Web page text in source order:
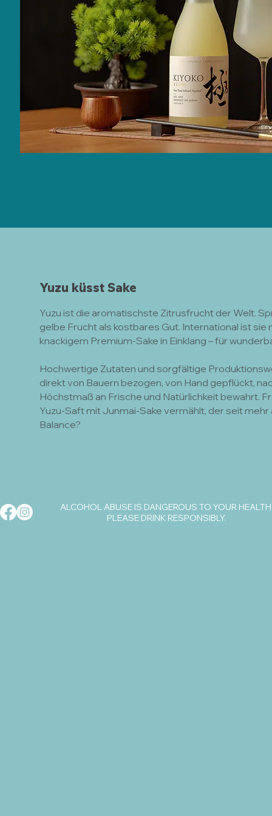
Yuzu küsst Sake
Yuzu ist die aromatischste Zitrusfrucht der Welt.
gelbe Frucht als kostbares Gut. International ist
knackigem Premium-Sake in Einklang – für
​Hochwertige Zutaten und sorgfältige
direkt von Bauern bezogen, von Hand gepflückt,
Höchstmaß an Frische und Natürlichkeit bewahrt.
Yuzu-Saft mit Junmai-Sake vermählt, der seit
Balance?
ALCOHOL ABUSE IS DANGEROUS TO YOUR
PLEASE DRINK RESPONSIBLY.